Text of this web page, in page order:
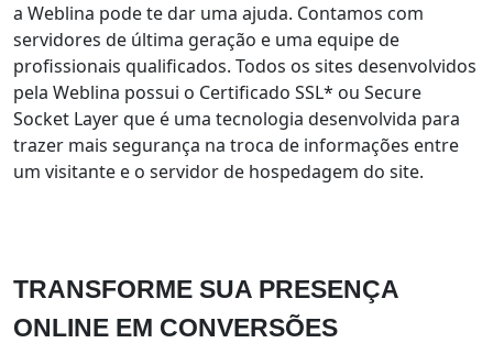
a Weblina pode te dar uma ajuda. Contamos com
servidores de última geração e uma equipe de
profissionais qualificados. Todos os sites desenvolvidos
pela Weblina possui o Certificado SSL* ou Secure
Socket Layer que é uma tecnologia desenvolvida para
trazer mais segurança na troca de informações entre
um visitante e o servidor de hospedagem do site.
TRANSFORME SUA PRESENÇA
ONLINE EM CONVERSÕES